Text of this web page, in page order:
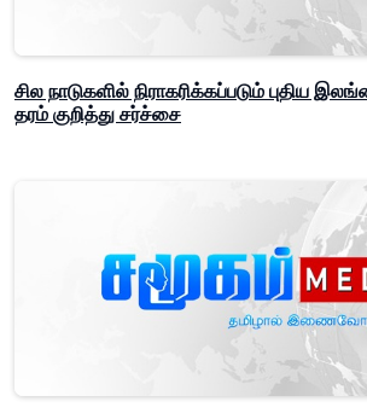
சில நாடுகளில் நிராகரிக்கப்படும் புதிய
தரம் குறித்து சர்ச்சை